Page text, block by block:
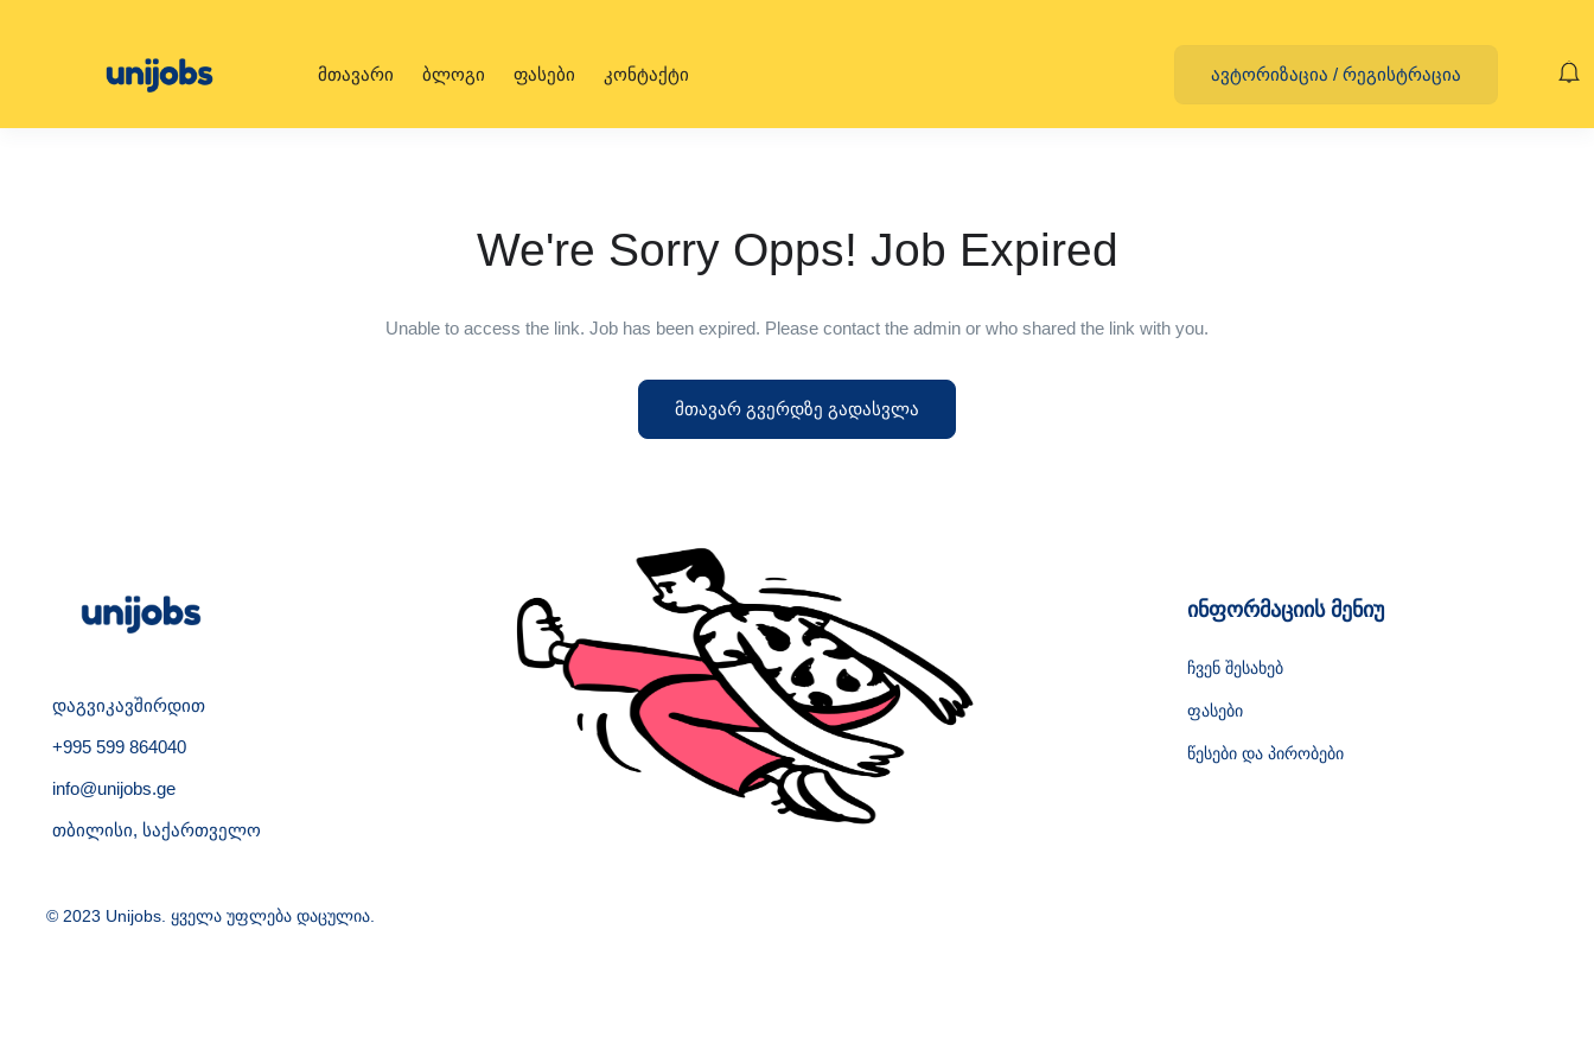
მთავარი ბლოგი ფასები კონტაქტი ავტორიზაცია / რეგისტრაცია
We're Sorry Opps! Job Expired
Unable to access the link. Job has been expired. Please contact the admin or who shared the link with you.
მთავარ გვერდზე გადასვლა
დაგვიკავშირდით
+995 599 864040
info@unijobs.ge
თბილისი, საქართველო
ინფორმაციის მენიუ
ჩვენ შესახებ
ფასები
წესები და პირობები
© 2023 Unijobs. ყველა უფლება დაცულია.